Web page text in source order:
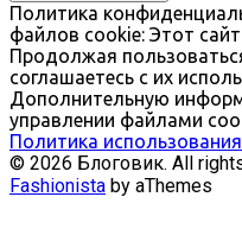
Политика
файлов сookie: Этот
Продолжая
соглашаетесь с их
Дополнительную
управлении файлами
Политика
© 2026 Блоговик. All
Fashionista by aThemes